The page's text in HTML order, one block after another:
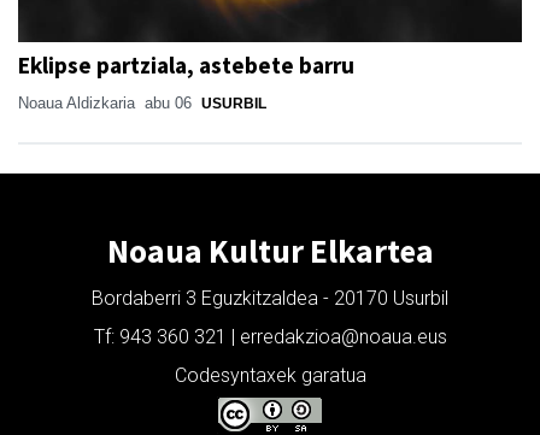
Eklipse partziala, astebete barru
Noaua Aldizkaria abu 06 USURBIL
Noaua Kultur Elkartea
Bordaberri 3 Eguzkitzaldea - 20170 Usurbil
Tf: 943 360 321 | erredakzioa@noaua.eus
Codesyntaxek garatua